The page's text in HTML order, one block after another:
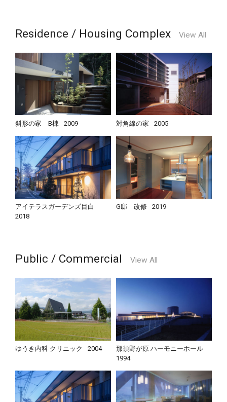
Residence / Housing Complex View All
斜形の家 B棟 2009 対角線の家 2005
アイテラスガーデンズ目白
2018
G邸 改修 2019
Public / Commercial View All
ゆうき内科 クリニック 2004
那須野が原 ハーモニーホール
1994